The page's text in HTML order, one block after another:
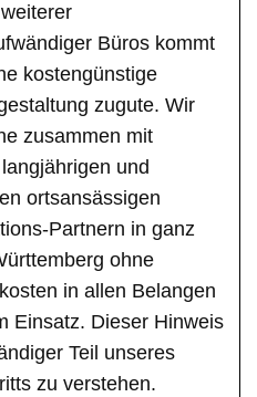
Büros kommt
kostengünstige
zugute. Wir
zusammen mit
und
ortsansässigen
Partnern in ganz
ohne
in allen Belangen
Einsatz. Dieser Hinweis
Teil unseres
zu verstehen.